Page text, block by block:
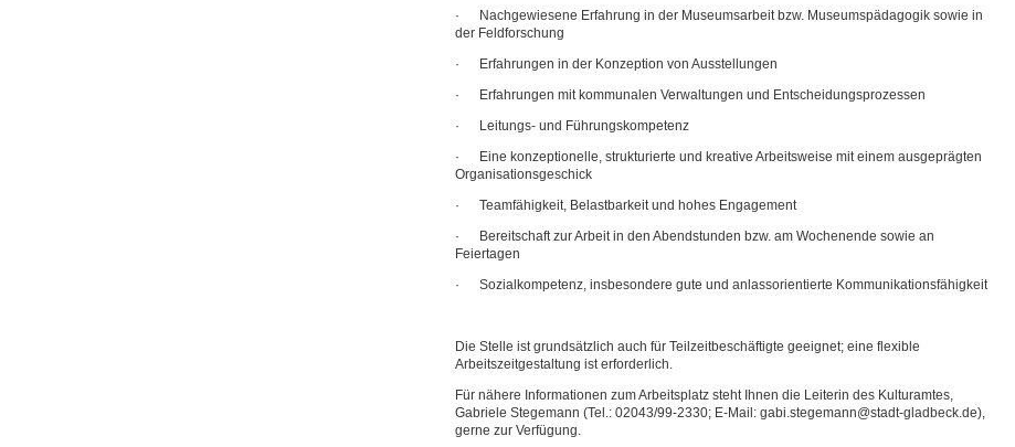
· Nachgewiesene Erfahrung in der Museumsarbeit bzw. Museumspädagogik sowie in
der Feldforschung
· Erfahrungen in der Konzeption von Ausstellungen
· Erfahrungen mit kommunalen Verwaltungen und Entscheidungsprozessen
· Leitungs- und Führungskompetenz
· Eine konzeptionelle, strukturierte und kreative Arbeitsweise mit einem ausgeprägten
Organisationsgeschick
· Teamfähigkeit, Belastbarkeit und hohes Engagement
· Bereitschaft zur Arbeit in den Abendstunden bzw. am Wochenende sowie an
Feiertagen
· Sozialkompetenz, insbesondere gute und anlassorientierte Kommunikationsfähigkeit
Die Stelle ist grundsätzlich auch für Teilzeitbeschäftigte geeignet; eine flexible
Arbeitszeitgestaltung ist erforderlich.
Für nähere Informationen zum Arbeitsplatz steht Ihnen die Leiterin des Kulturamtes,
Gabriele Stegemann (Tel.: 02043/99-2330; E-Mail: gabi.stegemann@stadt-gladbeck.de),
gerne zur Verfügung.